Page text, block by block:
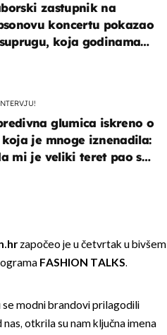
zastupnik na
koncertu pokazao
koja godinama
glumica iskreno o
je mnoge iznenadila:
mi je veliki teret pao s
započeo je u četvrtak u bivšem
FASHION TALKS.
se modni brandovi prilagodili
otkrila su nam ključna imena